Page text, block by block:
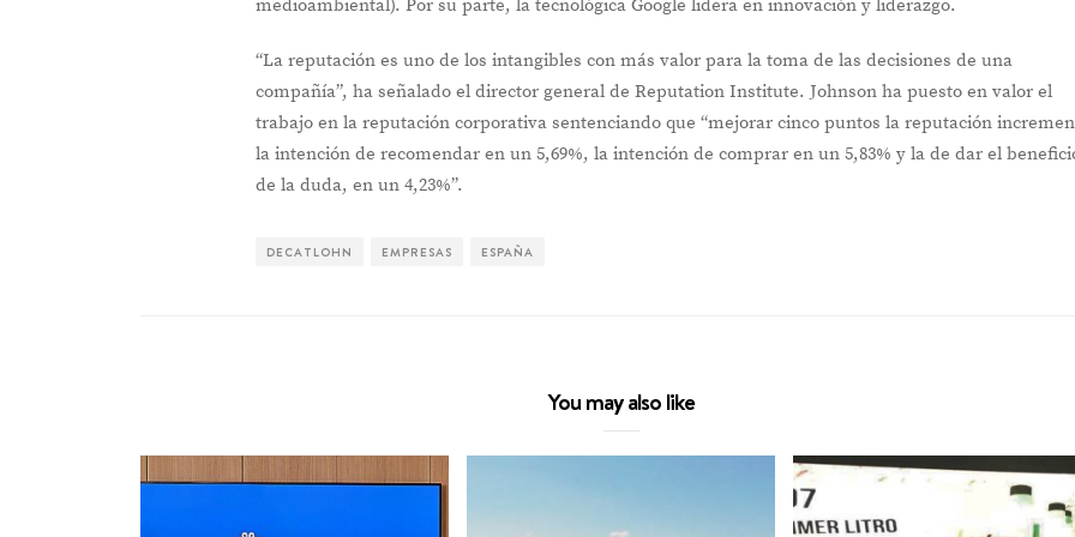
medioambiental). Por su parte, la tecnológica Google lidera en innovación y liderazgo.
“La reputación es uno de los intangibles con más valor para la toma de las decisiones de una
compañía”, ha señalado el director general de Reputation Institute. Johnson ha puesto en valor el
trabajo en la reputación corporativa sentenciando que “mejorar cinco puntos la reputación
la intención de recomendar en un 5,69%, la intención de comprar en un 5,83% y la de dar el
de la duda, en un 4,23%”.
DECATLOHN EMPRESAS ESPAÑA
You may also like